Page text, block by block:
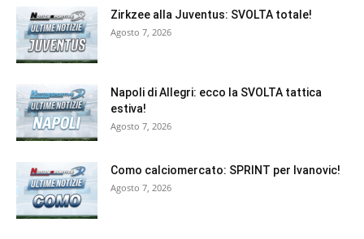
Zirkzee alla Juventus: SVOLTA totale!
Agosto 7, 2026
Napoli di Allegri: ecco la SVOLTA tattica
estiva!
Agosto 7, 2026
Como calciomercato: SPRINT per Ivanovic!
Agosto 7, 2026